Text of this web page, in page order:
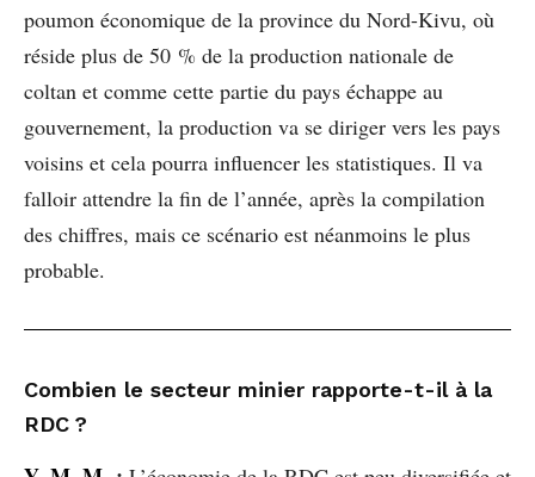
poumon économique de la province du Nord-Kivu, où
réside plus de 50 % de la production nationale de
coltan et comme cette partie du pays échappe au
gouvernement, la production va se diriger vers les pays
voisins et cela pourra influencer les statistiques. Il va
falloir attendre la fin de l’année, après la compilation
des chiffres, mais ce scénario est néanmoins le plus
probable.
Combien le secteur minier rapporte-t-il à la
RDC ?